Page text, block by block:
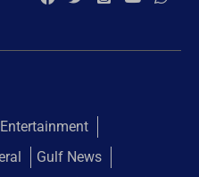
Entertainment
Gulf News